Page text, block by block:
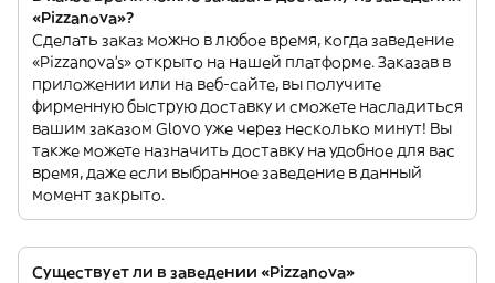
«Pizzanova»?
Сделать заказ можно в любое время, когда заведение
«Pizzanova’s» открыто на нашей платформе. Заказав в
приложении или на веб-сайте, вы получите
фирменную быструю доставку и сможете насладиться
вашим заказом Glovo уже через несколько минут! Вы
также можете назначить доставку на удобное для вас
время, даже если выбранное заведение в данный
момент закрыто.
Существует ли в заведении «Pizzanova»